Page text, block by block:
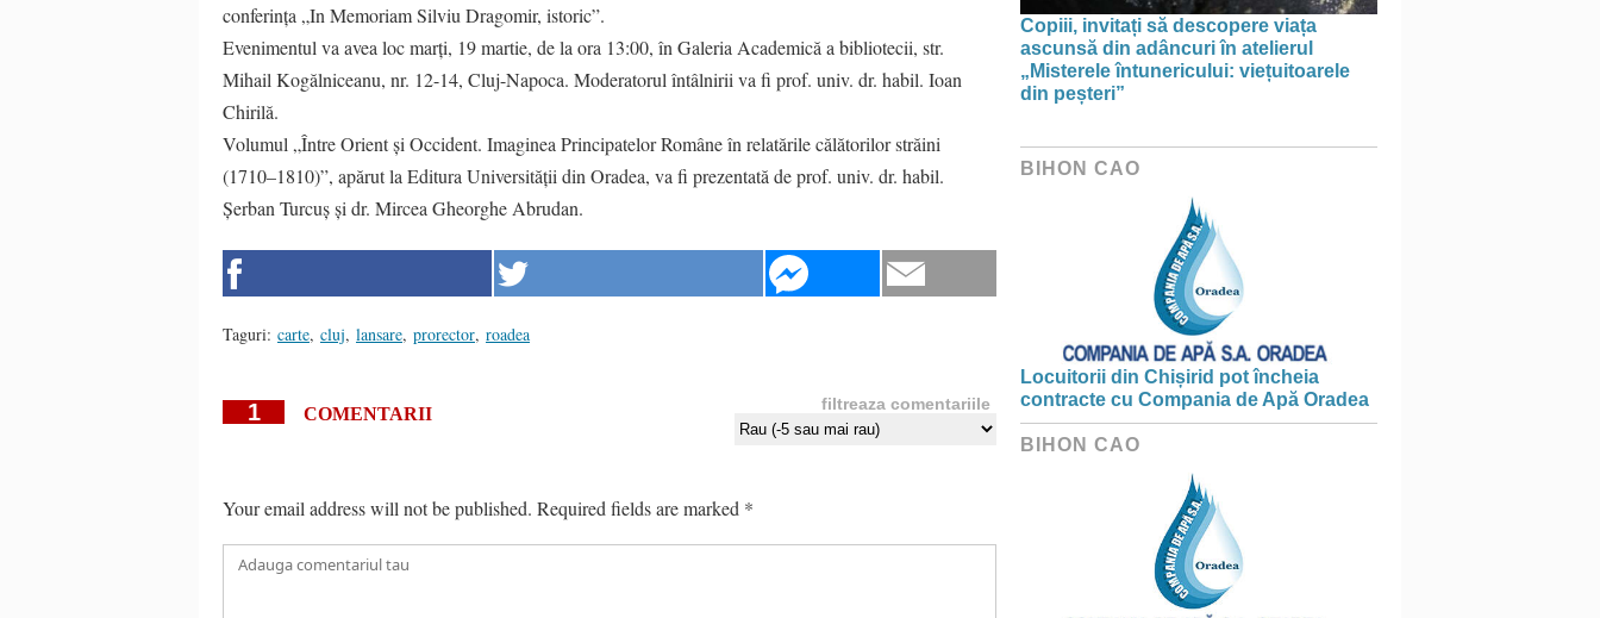
conferința „In Memoriam Silviu Dragomir, istoric”.
Evenimentul va avea loc marți, 19 martie, de la ora 13:00, în Galeria Academică a bibliotecii, str.
Mihail Kogălniceanu, nr. 12-14, Cluj-Napoca. Moderatorul întâlnirii va fi prof. univ. dr. habil. Ioan
Chirilă.
Volumul „Între Orient și Occident. Imaginea Principatelor Române în relatările călătorilor străini
(1710–1810)”, apărut la Editura Universității din Oradea, va fi prezentată de prof. univ. dr. habil.
Șerban Turcuș și dr. Mircea Gheorghe Abrudan.
Taguri: carte, cluj, lansare, prorector, roadea
1 COMENTARII filtreaza comentariile
Your email address will not be published. Required fields are marked *
Copiii, invitați să descopere viața
ascunsă din adâncuri în atelierul
„Misterele întunericului: viețuitoarele
din peșteri”
BIHON CAO
Locuitorii din Chișirid pot încheia
contracte cu Compania de Apă Oradea
BIHON CAO